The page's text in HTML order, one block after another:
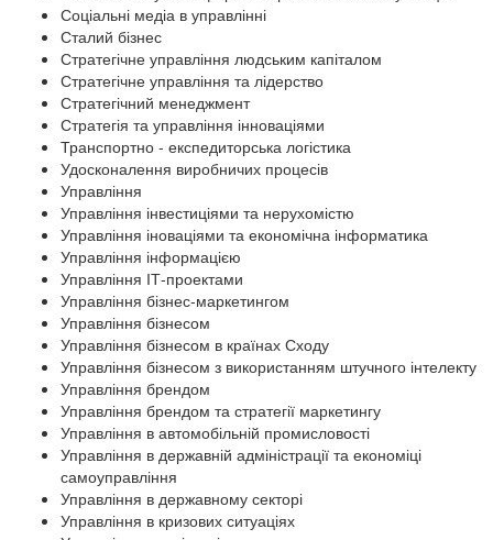
Соціальні медіа в управлінні
Сталий бізнес
Стратегічне управління людським капіталом
Стратегічне управління та лідерство
Стратегічний менеджмент
Стратегія та управління інноваціями
Транспортно - експедиторська логістика
Удосконалення виробничих процесів
Управління
Управління інвестиціями та нерухомістю
Управління іноваціями та економічна інформатика
Управління інформацією
Управління ІТ-проектами
Управління бізнес-маркетингом
Управління бізнесом
Управління бізнесом в країнах Сходу
Управління бізнесом з використанням штучного інтелекту
Управління брендом
Управління брендом та стратегії маркетингу
Управління в автомобільній промисловості
Управління в державній адміністрації та економіці
самоуправління
Управління в державному секторі
Управління в кризових ситуаціях